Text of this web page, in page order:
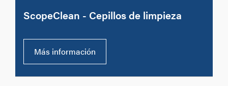
ScopeClean - Cepillos de limpieza
Más información